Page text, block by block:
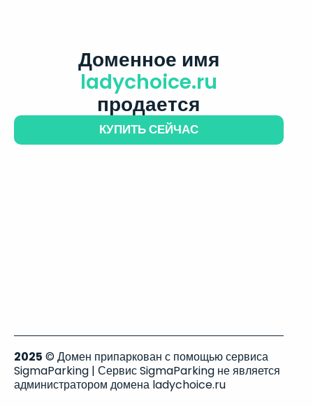
Доменное имя
ladychoice.ru
продается
КУПИТЬ СЕЙЧАС
2025 © Домен припаркован с помощью сервиса
SigmaParking | Сервис SigmaParking не является
администратором домена ladychoice.ru